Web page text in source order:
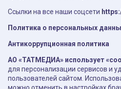
Ссылки на все наши соцсети
Политика о персональных
Антикоррупционная политика
АО «ТАТМЕДИА» использует
для персонализации сервисов и
пользователей сайтом.